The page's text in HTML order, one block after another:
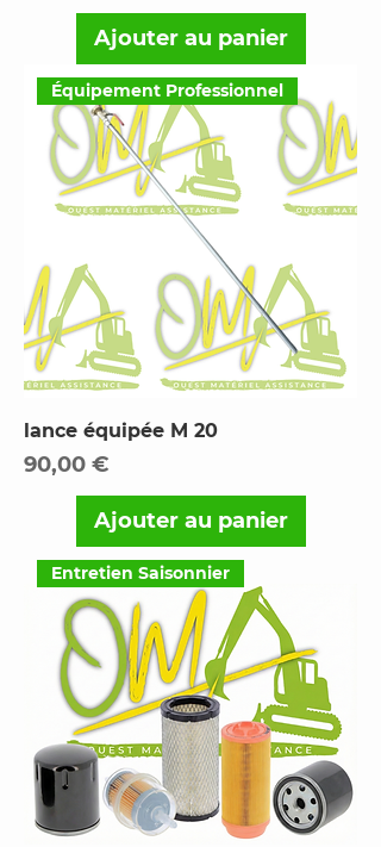
Ajouter au panier
Équipement Professionnel
lance équipée M 20
Prix
90,00 €
Ajouter au panier
Entretien Saisonnier